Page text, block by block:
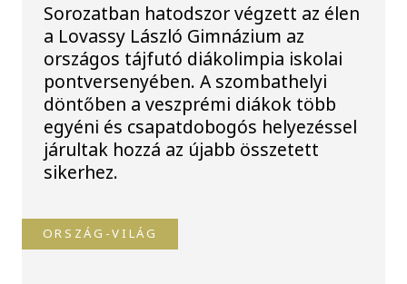
Sorozatban hatodszor végzett az élen
a Lovassy László Gimnázium az
országos tájfutó diákolimpia iskolai
pontversenyében. A szombathelyi
döntőben a veszprémi diákok több
egyéni és csapatdobogós helyezéssel
járultak hozzá az újabb összetett
sikerhez.
ORSZÁG-VILÁG